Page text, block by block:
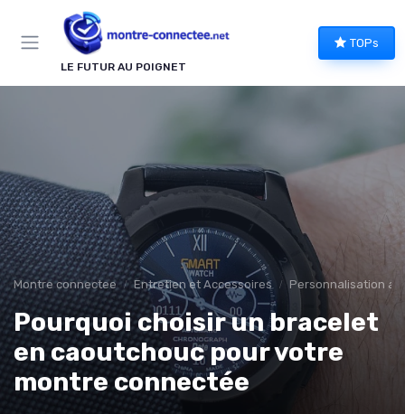
LE FUTUR AU POIGNET
TOPs
Montre connectee Entretien et Accessoires Personnalisation
Pourquoi choisir un bracelet
en caoutchouc pour votre
montre connectée
Panneau de gestion des cookies